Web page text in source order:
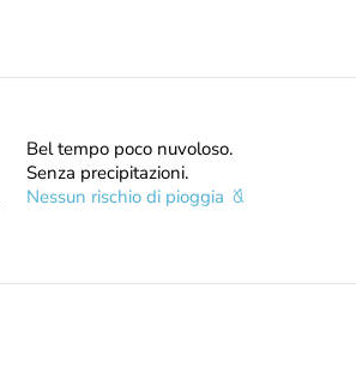
Bel tempo poco nuvoloso.
Senza precipitazioni.
Nessun rischio di pioggia